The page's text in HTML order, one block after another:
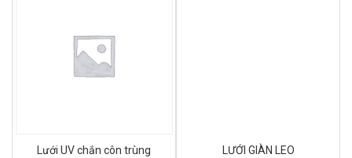
LƯỚI GOLDBELL KHỔ 2Mx50M
Thanh ziczac màu trắng